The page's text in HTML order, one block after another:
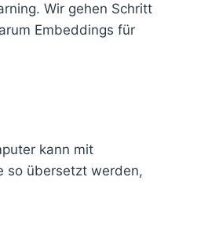
Wir gehen Schritt
Embeddings für
kann mit
so übersetzt werden,